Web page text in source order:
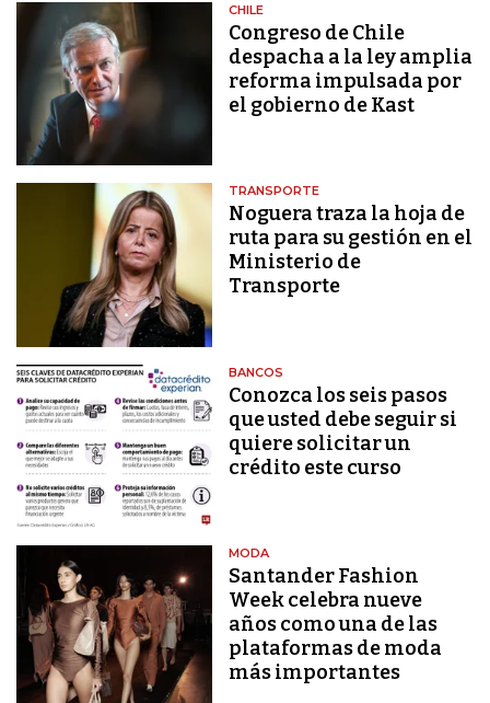
CHILE
Congreso de Chile
despacha a la ley amplia
reforma impulsada por
el gobierno de Kast
TRANSPORTE
Noguera traza la hoja de
ruta para su gestión en el
Ministerio de
Transporte
BANCOS
Conozca los seis pasos
que usted debe seguir si
quiere solicitar un
crédito este curso
MODA
Santander Fashion
Week celebra nueve
años como una de las
plataformas de moda
más importantes